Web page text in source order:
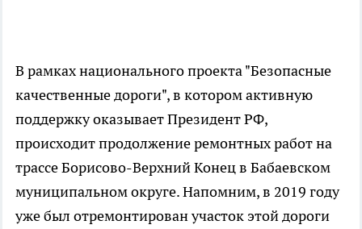
В рамках национального проекта "Безопасные
качественные дороги", в котором активную
поддержку оказывает Президент РФ,
происходит продолжение ремонтных работ на
трассе Борисово-Верхний Конец в Бабаевском
муниципальном округе. Напомним, в 2019 году
уже был отремонтирован участок этой дороги